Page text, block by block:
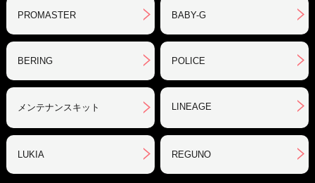
PROMASTER BABY-G
BERING POLICE
メンテナンスキット LINEAGE
LUKIA REGUNO